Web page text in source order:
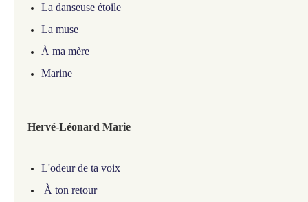
La danseuse étoile
La muse
À ma mère
Marine
Hervé-Léonard Marie
L'odeur de ta voix
À ton retour